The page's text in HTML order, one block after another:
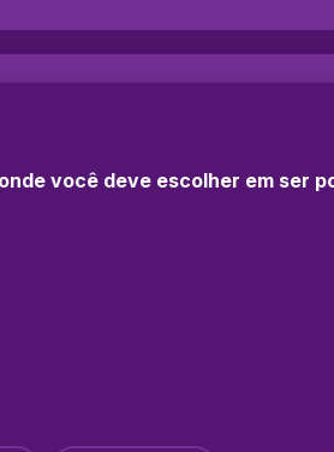
você deve escolher em ser